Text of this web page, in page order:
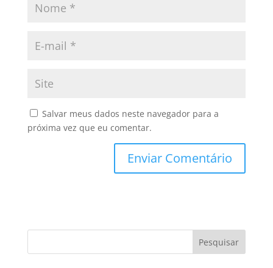
Salvar meus dados neste navegador para a
próxima vez que eu comentar.